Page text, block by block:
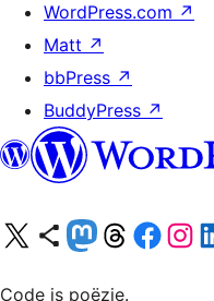
WordPress.com ↗
Matt ↗
bbPress ↗
BuddyPress ↗
Bezoek ons X (voorheen Twitter) account
Bezoek ons Bluesky account
Bezoek ons Mastodon account
Bezoek ons Threads account
Onze FacebookBezoek ons
Code is poëzie.